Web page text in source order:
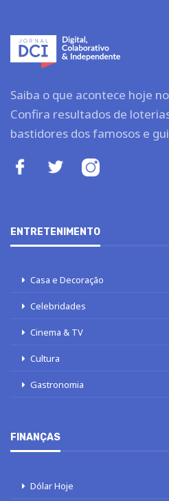
Saiba o que acontece hoje
Confira resultados de
bastidores dos famosos e
ENTRETENIMENTO
Casa e Decoração
Celebridades
Cinema & TV
Cultura
Gastronomia
FINANÇAS
Dólar Hoje